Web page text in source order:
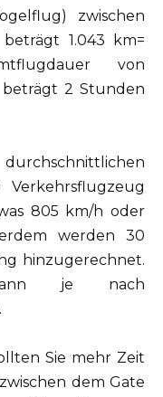
zwischen
1.043 km=
von
2 Stunden
805 km/h oder
werden 30
hinzugerechnet.
je nach
Sie mehr Zeit
dem Gate